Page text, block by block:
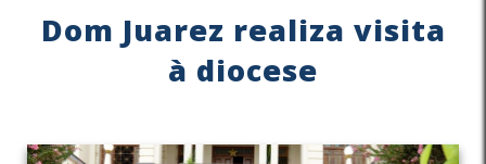
Dom Juarez realiza visita
à diocese